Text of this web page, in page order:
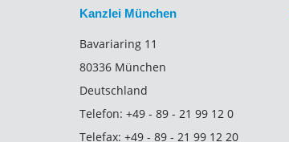
Kanzlei München
Bavariaring 11
80336 München
Deutschland
Telefon:+49 - 89 - 21 99 12 0
Telefax:+49 - 89 - 21 99 12 20